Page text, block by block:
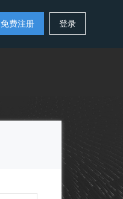
免费注册 登录